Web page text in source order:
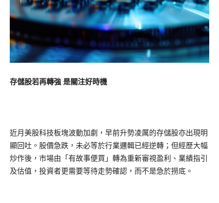
存儲股若再轉強 是關注好時機
近月美股科技板塊波動加劇，早前升勢凌厲的存儲股亦出現明
顯回吐。股價急跌，未必等於行業邏輯已經逆轉；但經歷大幅
炒作後，市場由「有故事便買」轉為重新審視盈利、業績指引
及估值，投資者更需要等待走勢確認，而不是急於撈底。